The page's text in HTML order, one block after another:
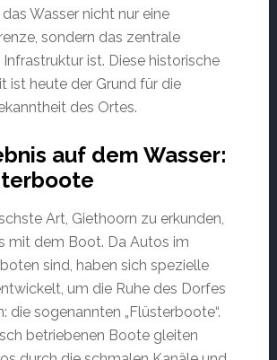
Wasser nicht nur eine
sondern das zentrale
ist. Diese historische
ist heute der Grund für die
des Ortes.
auf dem Wasser:
Art, Giethoorn zu erkunden,
mit dem Boot. Da Autos im
sind, haben sich spezielle
um die Ruhe des Dorfes
die sogenannten „Flüsterboote“.
betriebenen Boote gleiten